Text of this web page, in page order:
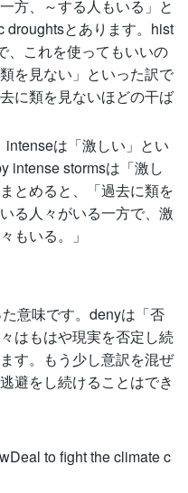
方、～する人もいる」と
droughtsとあります。hist
、これを使ってもいいの
を見ない」といった訳で
に類を見ないほどの干ば
は「激しい」とい
intense stormsは「激し
とめると、「過去に類を
る人々がいる一方で、激
もいる。」
意味です。denyは「否
はもはや現実を否定し続
す。もう少し意訳を混ぜ
避をし続けることはでき
to fight the climate c